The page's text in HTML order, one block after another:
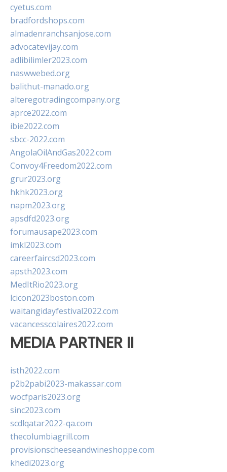
cyetus.com
bradfordshops.com
almadenranchsanjose.com
advocatevijay.com
adlibilimler2023.com
naswwebed.org
balithut-manado.org
alteregotradingcompany.org
aprce2022.com
ibie2022.com
sbcc-2022.com
AngolaOilAndGas2022.com
Convoy4Freedom2022.com
grur2023.org
hkhk2023.org
napm2023.org
apsdfd2023.org
forumausape2023.com
imkl2023.com
careerfaircsd2023.com
apsth2023.com
MedItRio2023.org
lcicon2023boston.com
waitangidayfestival2022.com
vacancesscolaires2022.com
MEDIA PARTNER II
isth2022.com
p2b2pabi2023-makassar.com
wocfparis2023.org
sinc2023.com
scdlqatar2022-qa.com
thecolumbiagrill.com
provisionscheeseandwineshoppe.com
khedi2023.org